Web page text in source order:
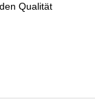
Qualität